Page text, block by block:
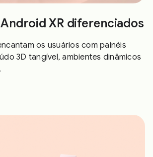
XR diferenciados
os usuários com painéis
3D tangível, ambientes dinâmicos